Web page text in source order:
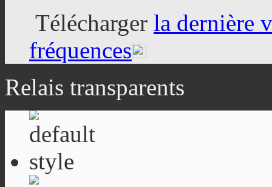
Télécharger la dernière
fréquences
Relais transparents